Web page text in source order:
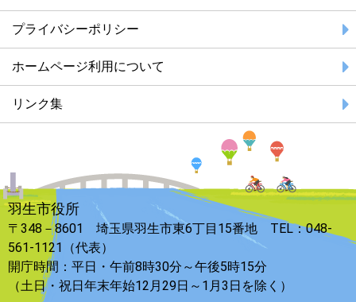
プライバシーポリシー
ホームページ利用について
リンク集
羽生市役所
〒348－8601 埼玉県羽生市東6丁目15番地 TEL：048-
561-1121（代表）
開庁時間：平日・午前8時30分～午後5時15分
（土日・祝日年末年始12月29日～1月3日を除く）